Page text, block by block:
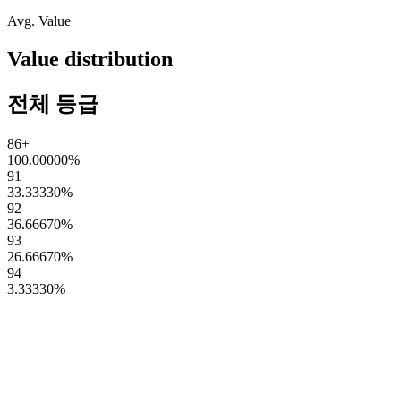
Avg. Value
Value distribution
전체 등급
86+
100.00000%
91
33.33330%
92
36.66670%
93
26.66670%
94
3.33330%